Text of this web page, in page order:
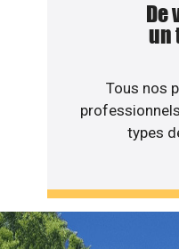
De
un
Tous nos
types